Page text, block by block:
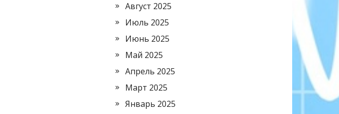
Август 2025
Июль 2025
Июнь 2025
Май 2025
Апрель 2025
Март 2025
Январь 2025